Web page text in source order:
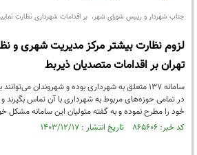
جناب شهردار و رییس شورای شهر، بر اقدامات شهرداری نظارت
لزوم نظارت بیشتر مرکز مدیریت شهری و
تهران بر اقدامات متصدیان ذیربط
سامانه 137 متعلق به شهرداری بوده و شهروندان
در تمامی حوزه‌های مربوط به شهرداری با آن تماس بگیرند و
خود را مطرح نموده و به گفته متولیان این سامانه مشکل
کد خبر: ۸۶۵۶۰۶ تاریخ انتشار : ۱۴۰۳/۱۲/۱۷